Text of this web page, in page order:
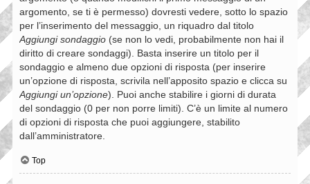
argomento, se ti è permesso) dovresti vedere, sotto lo spazio
per l’inserimento del messaggio, un riquadro dal titolo
Aggiungi sondaggio (se non lo vedi, probabilmente non hai il
diritto di creare sondaggi). Basta inserire un titolo per il
sondaggio e almeno due opzioni di risposta (per inserire
un’opzione di risposta, scrivila nell’apposito spazio e clicca su
Aggiungi un’opzione). Puoi anche stabilire i giorni di durata
del sondaggio (0 per non porre limiti). C’è un limite al numero
di opzioni di risposta che puoi aggiungere, stabilito
dall’amministratore.
Top